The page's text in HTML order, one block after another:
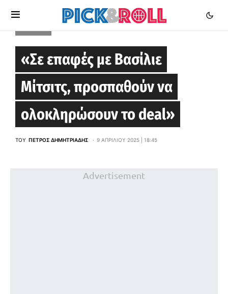
«Σε επαφές με Βασίλιε
Μίτσιτς, προσπαθούν να
ολοκληρώσουν το deal»
ΤΟΥ ΠΈΤΡΟΣ ΔΗΜΗΤΡΙΆΔΗΣ 9 ΑΠΡΙΛΊΟΥ 2025 | 18:45
Advertisement